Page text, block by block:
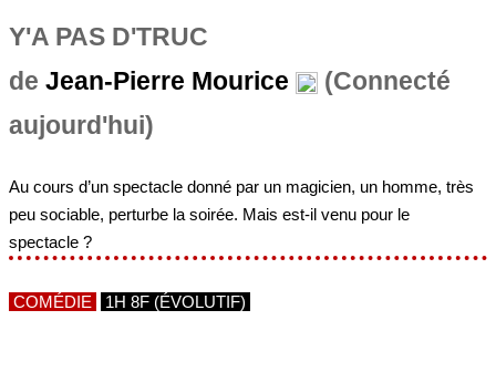
Y'A PAS D'TRUC
de Jean-Pierre Mourice
(Connecté
aujourd'hui)
Au cours d’un spectacle donné par un magicien, un homme, très
peu sociable, perturbe la soirée. Mais est-il venu pour le
spectacle ?
COMÉDIE 1H 8F (ÉVOLUTIF)